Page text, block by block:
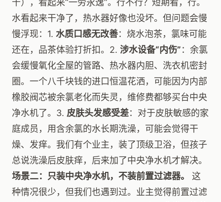
千），看起来“一劳永逸”。行不行？短期看，行。
水看起来干净了，热水器好像也没坏。但问题会慢
慢浮现：1. 水质口感无改善：烧水泡茶，氯味可能
还在，品茶体验打折扣。2. 涉水设备“内伤”：余氯
会缓慢氧化全屋的管路、热水器内胆、洗衣机密封
圈。一个八千块钱的进口恒温花洒，可能因为内部
橡胶阀芯被余氯老化而失灵，维修费都够买台中央
净水机了。3. 皮肤头发感受差：对于皮肤敏感的家
庭成员，用含余氯的水长期洗澡，可能会觉得干
燥、发痒。我们有个业主，装了顶级卫浴，但孩子
总说洗澡后皮肤痒，后来加了中央净水机才解决。
场景二：只装中央净水机，不装前置过滤器。
这
种情况很少，但我们也遇到过。业主觉得前置过滤